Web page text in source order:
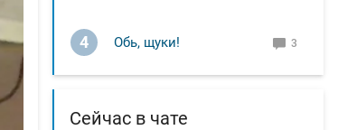
4 Обь, щуки! 3
Сейчас в чате